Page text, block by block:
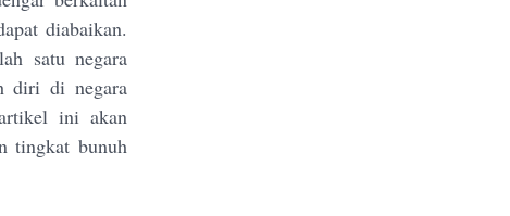
diabaikan.
satu negara
diri di negara
ini akan
tingkat bunuh